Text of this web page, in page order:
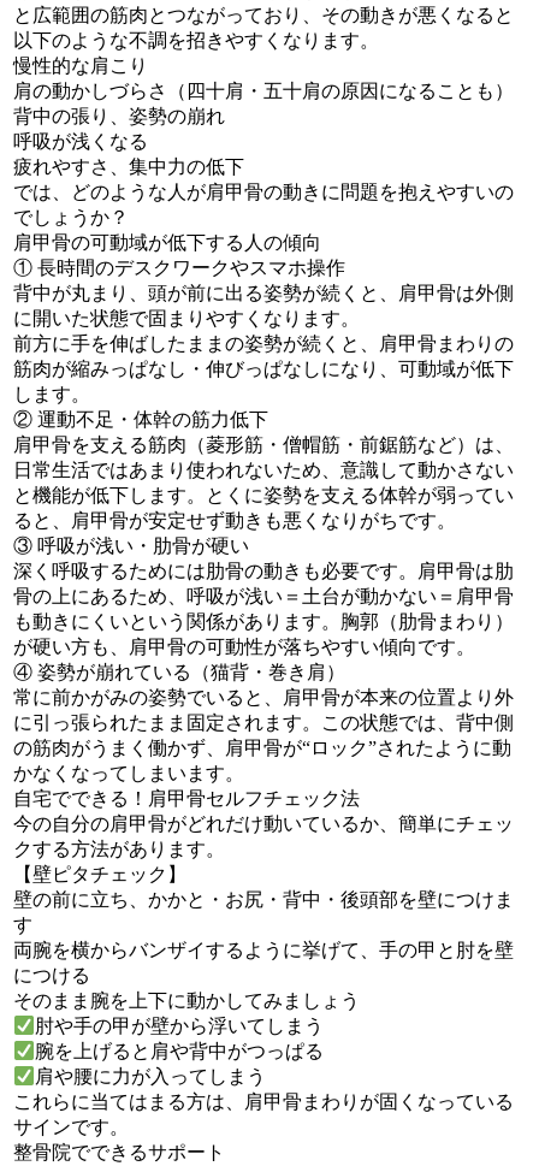
と広範囲の筋肉とつながっており、その動きが悪くなると
以下のような不調を招きやすくなります。
慢性的な肩こり
肩の動かしづらさ（四十肩・五十肩の原因になることも）
背中の張り、姿勢の崩れ
呼吸が浅くなる
疲れやすさ、集中力の低下
では、どのような人が肩甲骨の動きに問題を抱えやすいの
でしょうか？
肩甲骨の可動域が低下する人の傾向
① 長時間のデスクワークやスマホ操作
背中が丸まり、頭が前に出る姿勢が続くと、肩甲骨は外側
に開いた状態で固まりやすくなります。
前方に手を伸ばしたままの姿勢が続くと、肩甲骨まわりの
筋肉が縮みっぱなし・伸びっぱなしになり、可動域が低下
します。
② 運動不足・体幹の筋力低下
肩甲骨を支える筋肉（菱形筋・僧帽筋・前鋸筋など）は、
日常生活ではあまり使われないため、意識して動かさない
と機能が低下します。とくに姿勢を支える体幹が弱ってい
ると、肩甲骨が安定せず動きも悪くなりがちです。
③ 呼吸が浅い・肋骨が硬い
深く呼吸するためには肋骨の動きも必要です。肩甲骨は肋
骨の上にあるため、呼吸が浅い＝土台が動かない＝肩甲骨
も動きにくいという関係があります。胸郭（肋骨まわり）
が硬い方も、肩甲骨の可動性が落ちやすい傾向です。
④ 姿勢が崩れている（猫背・巻き肩）
常に前かがみの姿勢でいると、肩甲骨が本来の位置より外
に引っ張られたまま固定されます。この状態では、背中側
の筋肉がうまく働かず、肩甲骨が“ロック”されたように動
かなくなってしまいます。
自宅でできる！肩甲骨セルフチェック法
今の自分の肩甲骨がどれだけ動いているか、簡単にチェッ
クする方法があります。
【壁ピタチェック】
壁の前に立ち、かかと・お尻・背中・後頭部を壁につけま
す
両腕を横からバンザイするように挙げて、手の甲と肘を壁
につける
そのまま腕を上下に動かしてみましょう
肘や手の甲が壁から浮いてしまう
腕を上げると肩や背中がつっぱる
肩や腰に力が入ってしまう
これらに当てはまる方は、肩甲骨まわりが固くなっている
サインです。
整骨院でできるサポート